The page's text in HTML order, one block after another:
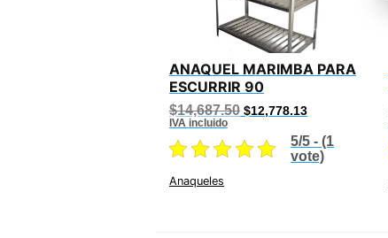
ANAQUEL MARIMBA PARA
ESCURRIR 90
$14,687.50 Original
price
$14,687.50.
$12,778.13
price
is:
$12,778.13.
IVA incluido
5/5 - (1
vote)
Anaqueles